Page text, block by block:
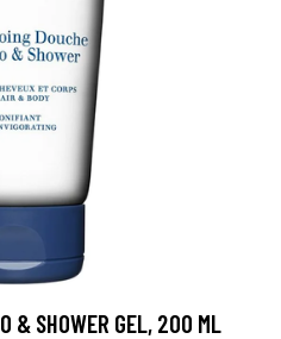
& SHOWER GEL, 200 ML